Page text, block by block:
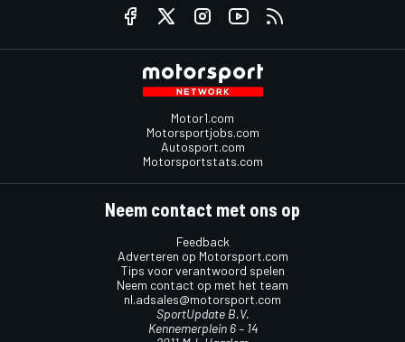
Motor1.com
Motorsportjobs.com
Autosport.com
Motorsportstats.com
Neem contact met ons op
Feedback
Adverteren op Motorsport.com
Tips voor verantwoord spelen
Neem contact op met het team
nl.adsales@motorsport.com
SportUpdate B.V.
Kennemerplein 6 – 14